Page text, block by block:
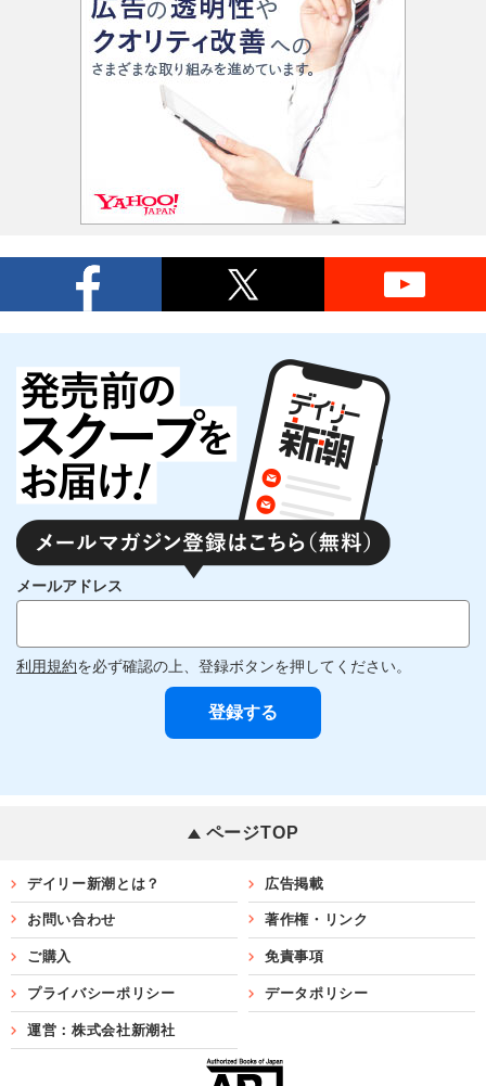
メールアドレス
利用規約を必ず確認の上、登録ボタンを押してください。
ページTOP
デイリー新潮とは？ 広告掲載
お問い合わせ 著作権・リンク
ご購入 免責事項
プライバシーポリシー データポリシー
運営：株式会社新潮社